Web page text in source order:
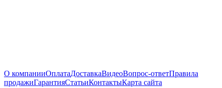
О компанииОплатаДоставкаВидеоВопрос-ответПравила
продажиГарантияСтатьиКонтактыКарта сайта